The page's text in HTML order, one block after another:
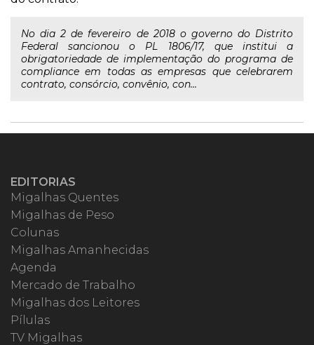
No dia 2 de fevereiro de 2018 o governo do Distrito
Federal sancionou o PL 1806/17, que institui a
obrigatoriedade de implementação do programa de
compliance em todas as empresas que celebrarem
contrato, consórcio, convênio, con...
EDITORIAS
Migalhas Quentes
Migalhas de Peso
Colunas
Migalhas Amanhecidas
Agenda
Mercado de Trabalho
Migalhas dos Leitores
Pílulas
TV Migalhas